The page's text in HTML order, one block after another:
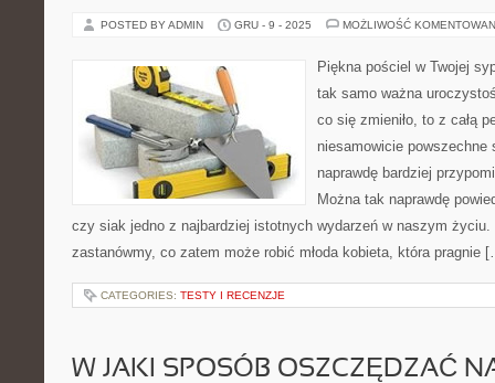
POSTED BY ADMIN GRU - 9 - 2025 MOŻLIWOŚĆ
Piękna pościel w Twojej
tak samo ważna
co się zmieniło, to z całą
niesamowicie
naprawdę bardziej
Można tak naprawdę
czy siak jedno z najbardziej istotnych wydarzeń w naszym
zastanówmy, co zatem może robić młoda kobieta, która pragnie
CATEGORIES: TESTY I RECENZJE
W JAKI SPOSÓB OSZCZĘDZAĆ